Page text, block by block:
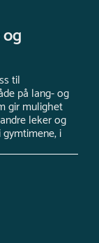
til
på lang- og
gir mulighet
leker og
i